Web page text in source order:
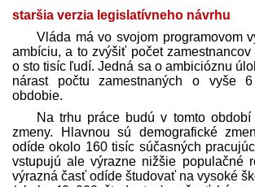
staršia verzia legislatívneho návrhu
Vláda má vo svojom programovom
ambíciu, a to zvýšiť počet
o sto tisíc ľudí. Jedná sa o ambicióznu
nárast počtu zamestnaných o vyše
obdobie.
Na trhu práce budú v tomto
zmeny. Hlavnou sú demografické
odíde okolo 160 tisíc súčasných
vstupujú ale výrazne nižšie populačné
výrazná časť odíde študovať na vysoké